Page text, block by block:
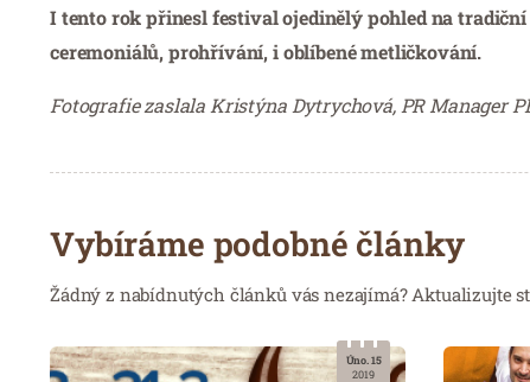
I tento rok přinesl festival ojedinělý pohled na
ceremoniálů, prohřívání, i oblíbené metličkování.
Fotografie zaslala Kristýna Dytrychová, PR Manager
Vybíráme podobné články
Žádný z nabídnutých článků vás nezajímá? Aktualizujte
Úno. 15
2019